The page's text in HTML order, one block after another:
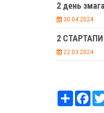
2 день
30.04.2024
2
22.03.2024
Ресурс